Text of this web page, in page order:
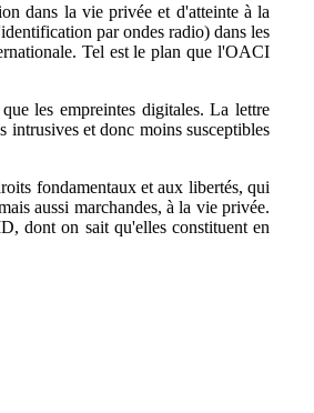
dans la vie privée et d'atteinte à la
par ondes radio) dans les
Tel est le plan que l'OACI
les empreintes digitales. La lettre
intrusives et donc moins susceptibles
fondamentaux et aux libertés, qui
aussi marchandes, à la vie privée.
dont on sait qu'elles constituent en